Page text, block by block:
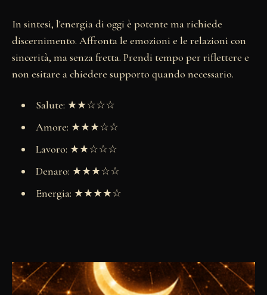
In sintesi, l'energia di oggi è potente ma richiede
discernimento. Affronta le emozioni e le relazioni con
sincerità, ma senza fretta. Prendi tempo per riflettere e
non esitare a chiedere supporto quando necessario.
Salute: ★★☆☆☆
Amore: ★★★☆☆
Lavoro: ★★☆☆☆
Denaro: ★★★☆☆
Energia: ★★★★☆